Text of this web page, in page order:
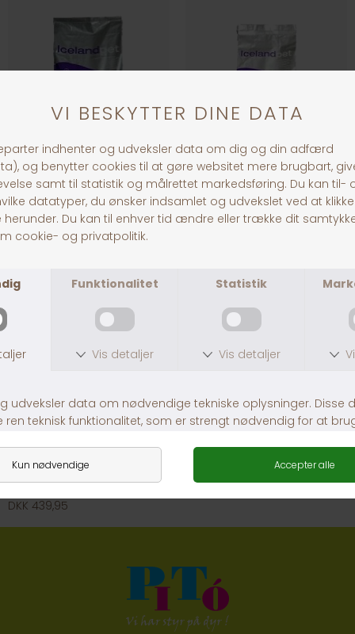
ICELAND PET
Fra DKK 219,95
ICELAND PET KILLING
Fra DKK 219,95
ICELAND PET ENERGY
DKK 439,95